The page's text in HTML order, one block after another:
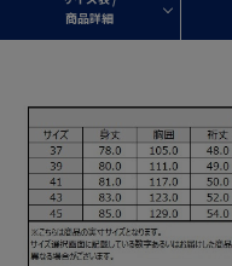
商品詳細